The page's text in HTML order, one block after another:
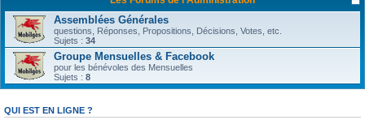
Assemblées Générales
questions, Réponses, Propositions, Décisions, Votes, etc.
Sujets : 34
Groupe Mensuelles & Facebook
pour les bénévoles des Mensuelles
Sujets : 8
QUI EST EN LIGNE ?